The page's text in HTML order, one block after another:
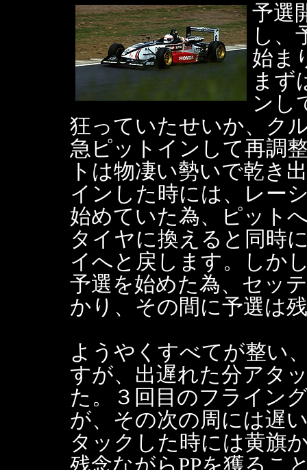
予選
し、
始ま
まず
ンし
狂っていたせいか、ク
急ピットインして再調
トは物凄い勢いで乾き
インした時には、レー
始めていた為、ピット
タイヤに換えると同時
イへと戻します。しか
予選を始めた為、セッ
かり、その間に予選は
ようやくすべてが整い
すが、出遅れた分アタ
た。３回目のフライン
が、その次の周には遅
タックした時には黄旗
残念ながらPPを獲るこ